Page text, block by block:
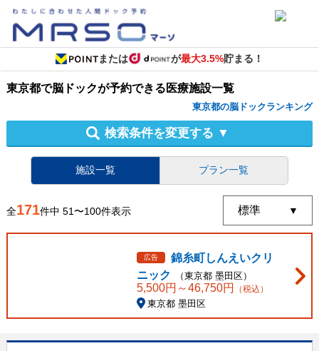
または が最大3.5%貯まる！
東京都で脳ドックが予約できる医療施設一覧
東京都の脳ドックランキング
検索条件を変更する ▼
施設一覧 プラン一覧
全171件中 51〜100件表示
広告
錦糸町しんえいクリ
ニック
（東京都 墨田区）
5,500円～46,750円 （税込）
東京都 墨田区